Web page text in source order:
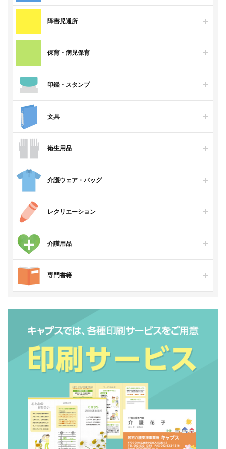
障害児通所
保育・病児保育
印鑑・スタンプ
文具
衛生用品
介護ウェア・バッグ
レクリエーション
介護用品
専門書籍